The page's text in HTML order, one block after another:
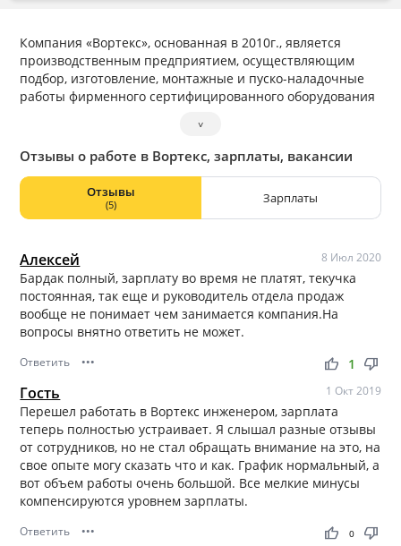
Компания «Вортекс», основанная в 2010г., является
производственным предприятием, осуществляющим
подбор, изготовление, монтажные и пуско-наладочные
работы фирменного сертифицированного оборудования
изготовление очистных сооружений. Производственные
площади более 3000 м2, команда квалифицированных
специалистов и новейшее оборудование, позволило
компании «Вортекс» выйти на федеральный уровень и
зарекомендовать себя как производителя
высококачественного продукта.
˅
Отзывы о работе в Вортекс, зарплаты, вакансии
Отзывы
(5) Зарплаты
Алексей 8 Июл 2020
Бардак полный, зарплату во время не платят, текучка
постоянная, так еще и руководитель отдела продаж
вообще не понимает чем занимается компания.На
вопросы внятно ответить не может.
Ответить ••• thumb_up thumb_down
1
Гость 1 Окт 2019
Перешел работать в Вортекс инженером, зарплата
теперь полностью устраивает. Я слышал разные отзывы
от сотрудников, но не стал обращать внимание на это, на
свое опыте могу сказать что и как. График нормальный, а
вот объем работы очень большой. Все мелкие минусы
компенсируются уровнем зарплаты.
Ответить ••• thumb_up thumb_down
0